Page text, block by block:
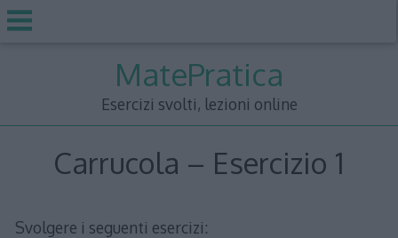
MatePratica
Esercizi svolti, lezioni online
Carrucola – Esercizio 1
Svolgere i seguenti esercizi: